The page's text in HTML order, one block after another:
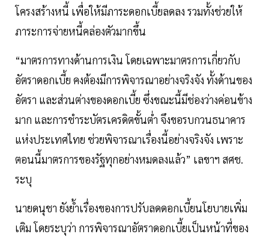
โครงสร้างหนี้ เพื่อให้มีภาระดอกเบี้ยลดลง รวมทั้งช่วยให้
ภาระการจ่ายหนี้คล่องตัวมากขึ้น
“มาตรการทางด้านการเงิน โดยเฉพาะมาตรการเกี่ยวกับ
อัตราดอกเบี้ย คงต้องมีการพิจารณาอย่างจริงจัง ทั้งด้านของ
อัตรา และส่วนต่างของดอกเบี้ย ซึ่งขณะนี้มีช่องว่างค่อนข้าง
มาก และการชำระบัตรเครดิตขั้นต่ำ จึงขอรบกวนธนาคาร
แห่งประเทศไทย ช่วยพิจารณาเรื่องนี้อย่างจริงจัง เพราะ
ตอนนี้มาตรการของรัฐทุกอย่างหมดลงแล้ว” เลขาฯ สศช.
ระบุ
นายดนุชา ยังย้ำเรื่องของการปรับลดดอกเบี้ยนโยบายเพิ่ม
เติม โดยระบุว่า การพิจารณาอัตราดอกเบี้ยเป็นหน้าที่ของ